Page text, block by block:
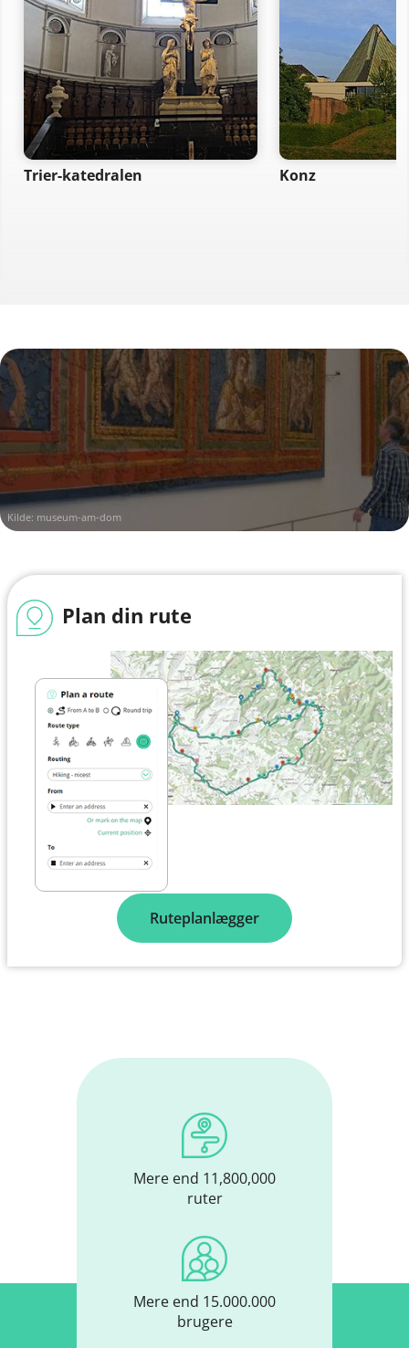
Trier-katedralen Konz
Kilde: museum-am-dom
Plan din rute
Ruteplanlægger
Mere end 11,800,000
ruter
Mere end 15.000.000
brugere